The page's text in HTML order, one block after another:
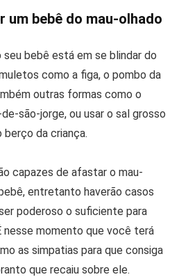
um bebê do mau-olhado
bebê está em se blindar do
como a figa, o pombo da
outras formas como o
são-jorge, ou usar o sal grosso
berço da criança.
capazes de afastar o mau-
entretanto haverão casos
poderoso o suficiente para
nesse momento que você terá
as simpatias para que consiga
que recaiu sobre ele.